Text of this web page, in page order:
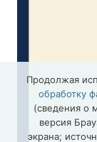
Продолжая
обработку
(сведения о
версия
экрана;